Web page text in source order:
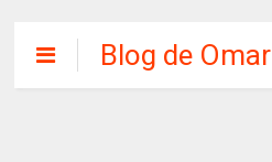
Blog de Omar
Chirinos